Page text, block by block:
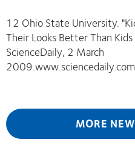
12 Ohio State University.
Their Looks Better Than
ScienceDaily, 2 March
MORE